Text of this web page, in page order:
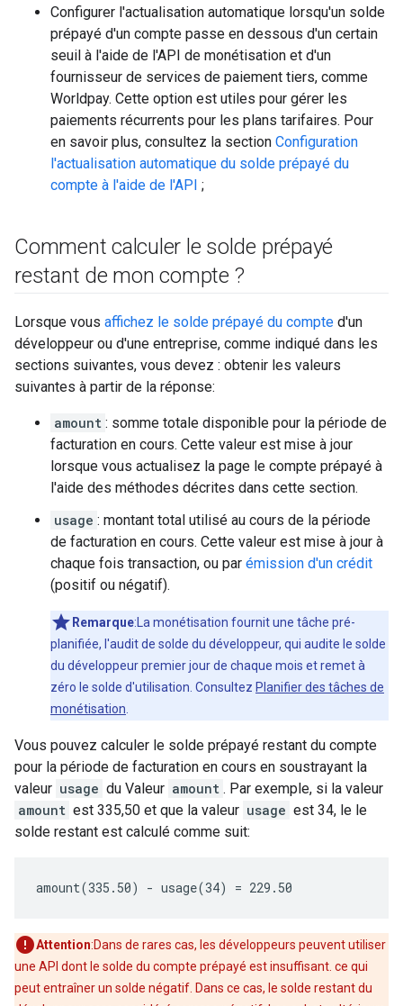
Configurer l'actualisation automatique lorsqu'un solde
prépayé d'un compte passe en dessous d'un certain
seuil à l'aide de l'API de monétisation et d'un
fournisseur de services de paiement tiers, comme
Worldpay. Cette option est utiles pour gérer les
paiements récurrents pour les plans tarifaires. Pour
en savoir plus, consultez la section Configuration
l'actualisation automatique du solde prépayé du
compte à l'aide de l'API ;
Comment calculer le solde prépayé
restant de mon compte ?
Lorsque vous affichez le solde prépayé du compte d'un
développeur ou d'une entreprise, comme indiqué dans les
sections suivantes, vous devez : obtenir les valeurs
suivantes à partir de la réponse:
amount : somme totale disponible pour la période de
facturation en cours. Cette valeur est mise à jour
lorsque vous actualisez la page le compte prépayé à
l'aide des méthodes décrites dans cette section.
usage : montant total utilisé au cours de la période
de facturation en cours. Cette valeur est mise à jour à
chaque fois transaction, ou par émission d'un crédit
(positif ou négatif).
Remarque:La monétisation fournit une tâche pré-
planifiée, l'audit de solde du développeur, qui audite le solde
du développeur premier jour de chaque mois et remet à
zéro le solde d'utilisation. Consultez Planifier des tâches de
monétisation
Vous pouvez calculer le solde prépayé restant du compte
pour la période de facturation en cours en soustrayant la
valeur usage du Valeur amount . Par exemple, si la valeur
amount est 335,50 et que la valeur usage est 34, le le
solde restant est calculé comme suit:
amount(335.50) - usage(34) = 229.50
Attention:Dans de rares cas, les développeurs peuvent utiliser
une API dont le solde du compte prépayé est insuffisant. ce qui
peut entraîner un solde négatif. Dans ce cas, le solde restant du